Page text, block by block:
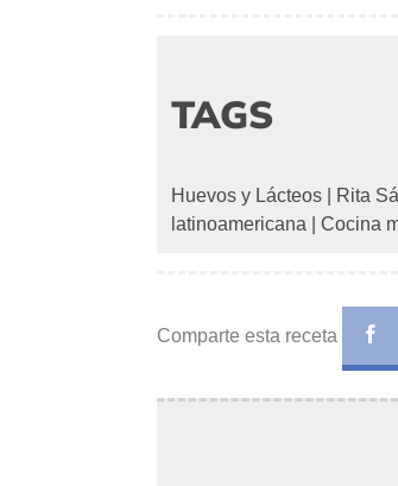
TAGS
Huevos y Lácteos Rita
latinoamericana
Cocina
Comparte esta receta